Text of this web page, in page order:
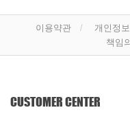
이용약관 개인정
책임
CUSTOMER CENTER